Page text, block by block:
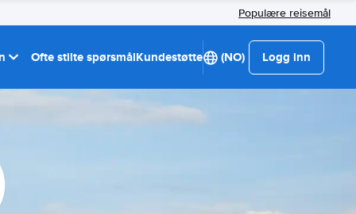
Populære reisemål
Ofte stilte spørsmålKundestøtte (NO) Logg inn